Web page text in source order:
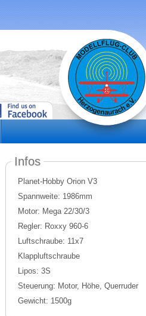
Infos
Planet-Hobby Orion V3
Spannweite: 1986mm
Motor: Mega 22/30/3
Regler: Roxxy 960-6
Luftschraube: 11x7
Klappluftschraube
Lipos: 3S
Steuerung: Motor, Höhe, Querruder
Gewicht: 1500g